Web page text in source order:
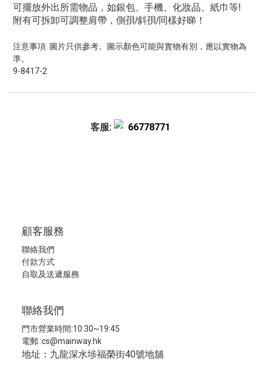
可擺放外出所需物品，如銀包、手機、化妝品、紙巾等!
附有可拆卸可調整肩帶，側孭/斜孭/同樣好睇！
注意事項: 圖片只供參考。圖示顏色可能與實物有別，應以實物為
準。
9-8417-2
客服: 66778771
顧客服務
聯絡我們
付款方式
自取及送遞服務
聯絡我們
門市營業時間:10:30~19:45
電郵 :cs@mainway.hk
地址：九龍深水埗福榮街40號地舖